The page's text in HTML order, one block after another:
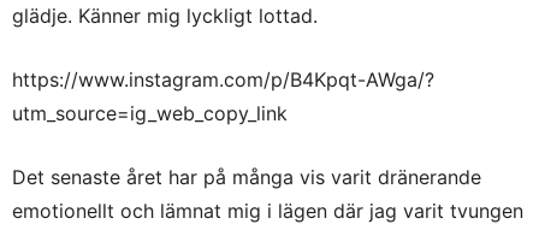
glädje. Känner mig lyckligt lottad.
https://www.instagram.com/p/B4Kpqt-AWga/?
utm_source=ig_web_copy_link
Det senaste året har på många vis varit dränerande
emotionellt och lämnat mig i lägen där jag varit tvungen